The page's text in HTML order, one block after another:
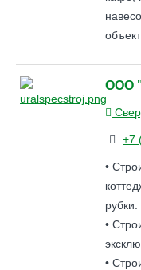
ООО
+7
•
рубки.
•
•